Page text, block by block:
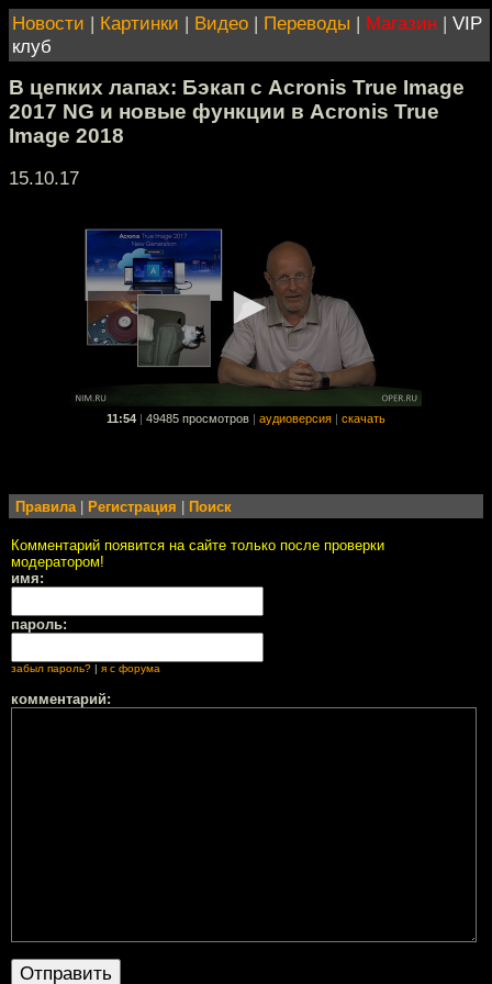
Новости | Картинки | Видео | Переводы | Магазин | VIP
клуб
В цепких лапах: Бэкап с Acronis True Image
2017 NG и новые функции в Acronis True
Image 2018
15.10.17
11:54 49485 просмотров аудиоверсия скачать
Правила| Регистрация Поиск
Комментарий появится на сайте только после проверки
модератором!
имя:
пароль:
забыл пароль? я с форума
комментарий: